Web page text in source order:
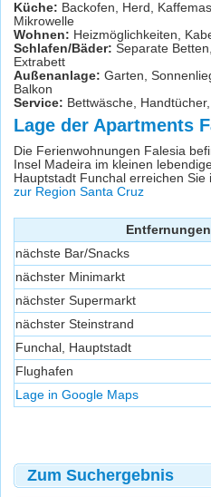
Küche: Backofen, Herd,
Mikrowelle
Wohnen: Heizmöglichkeiten,
Schlafen/Bäder: Separate
Extrabett
Außenanlage: Garten,
Balkon
Service: Bettwäsche,
Lage der Apartments
Die Ferienwohnungen Falesia
Insel Madeira im kleinen
Hauptstadt Funchal erreichen
zur Region Santa Cruz
Entfernungen
nächste Bar/Snacks
nächster Minimarkt
nächster Supermarkt
nächster Steinstrand
Funchal, Hauptstadt
Flughafen
Lage in Google Maps
Zum Suchergebnis